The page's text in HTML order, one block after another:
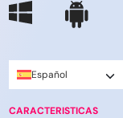
Español
CARACTERISTICAS